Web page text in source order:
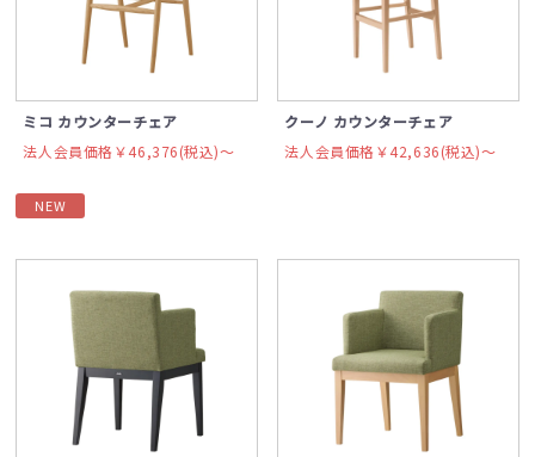
ミコ カウンターチェア
法人会員価格￥46,376(税込)〜
NEW
クーノ カウンターチェア
法人会員価格￥42,636(税込)〜